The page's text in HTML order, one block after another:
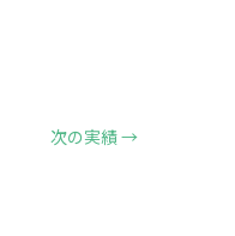
次の実績→